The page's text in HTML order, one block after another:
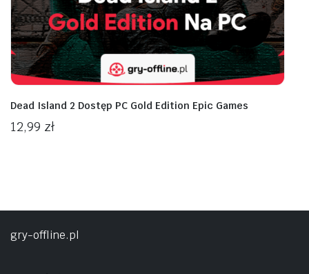
Dead Island 2 Dostęp PC Gold Edition Epic Games
12,99 zł
gry-offline.pl